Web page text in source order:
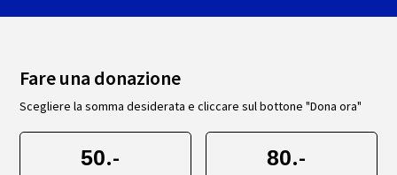
Fare una donazione
Scegliere la somma desiderata e cliccare sul bottone "Dona ora"
.- .-